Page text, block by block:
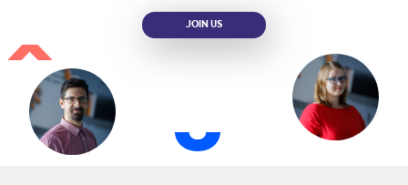
JOIN US